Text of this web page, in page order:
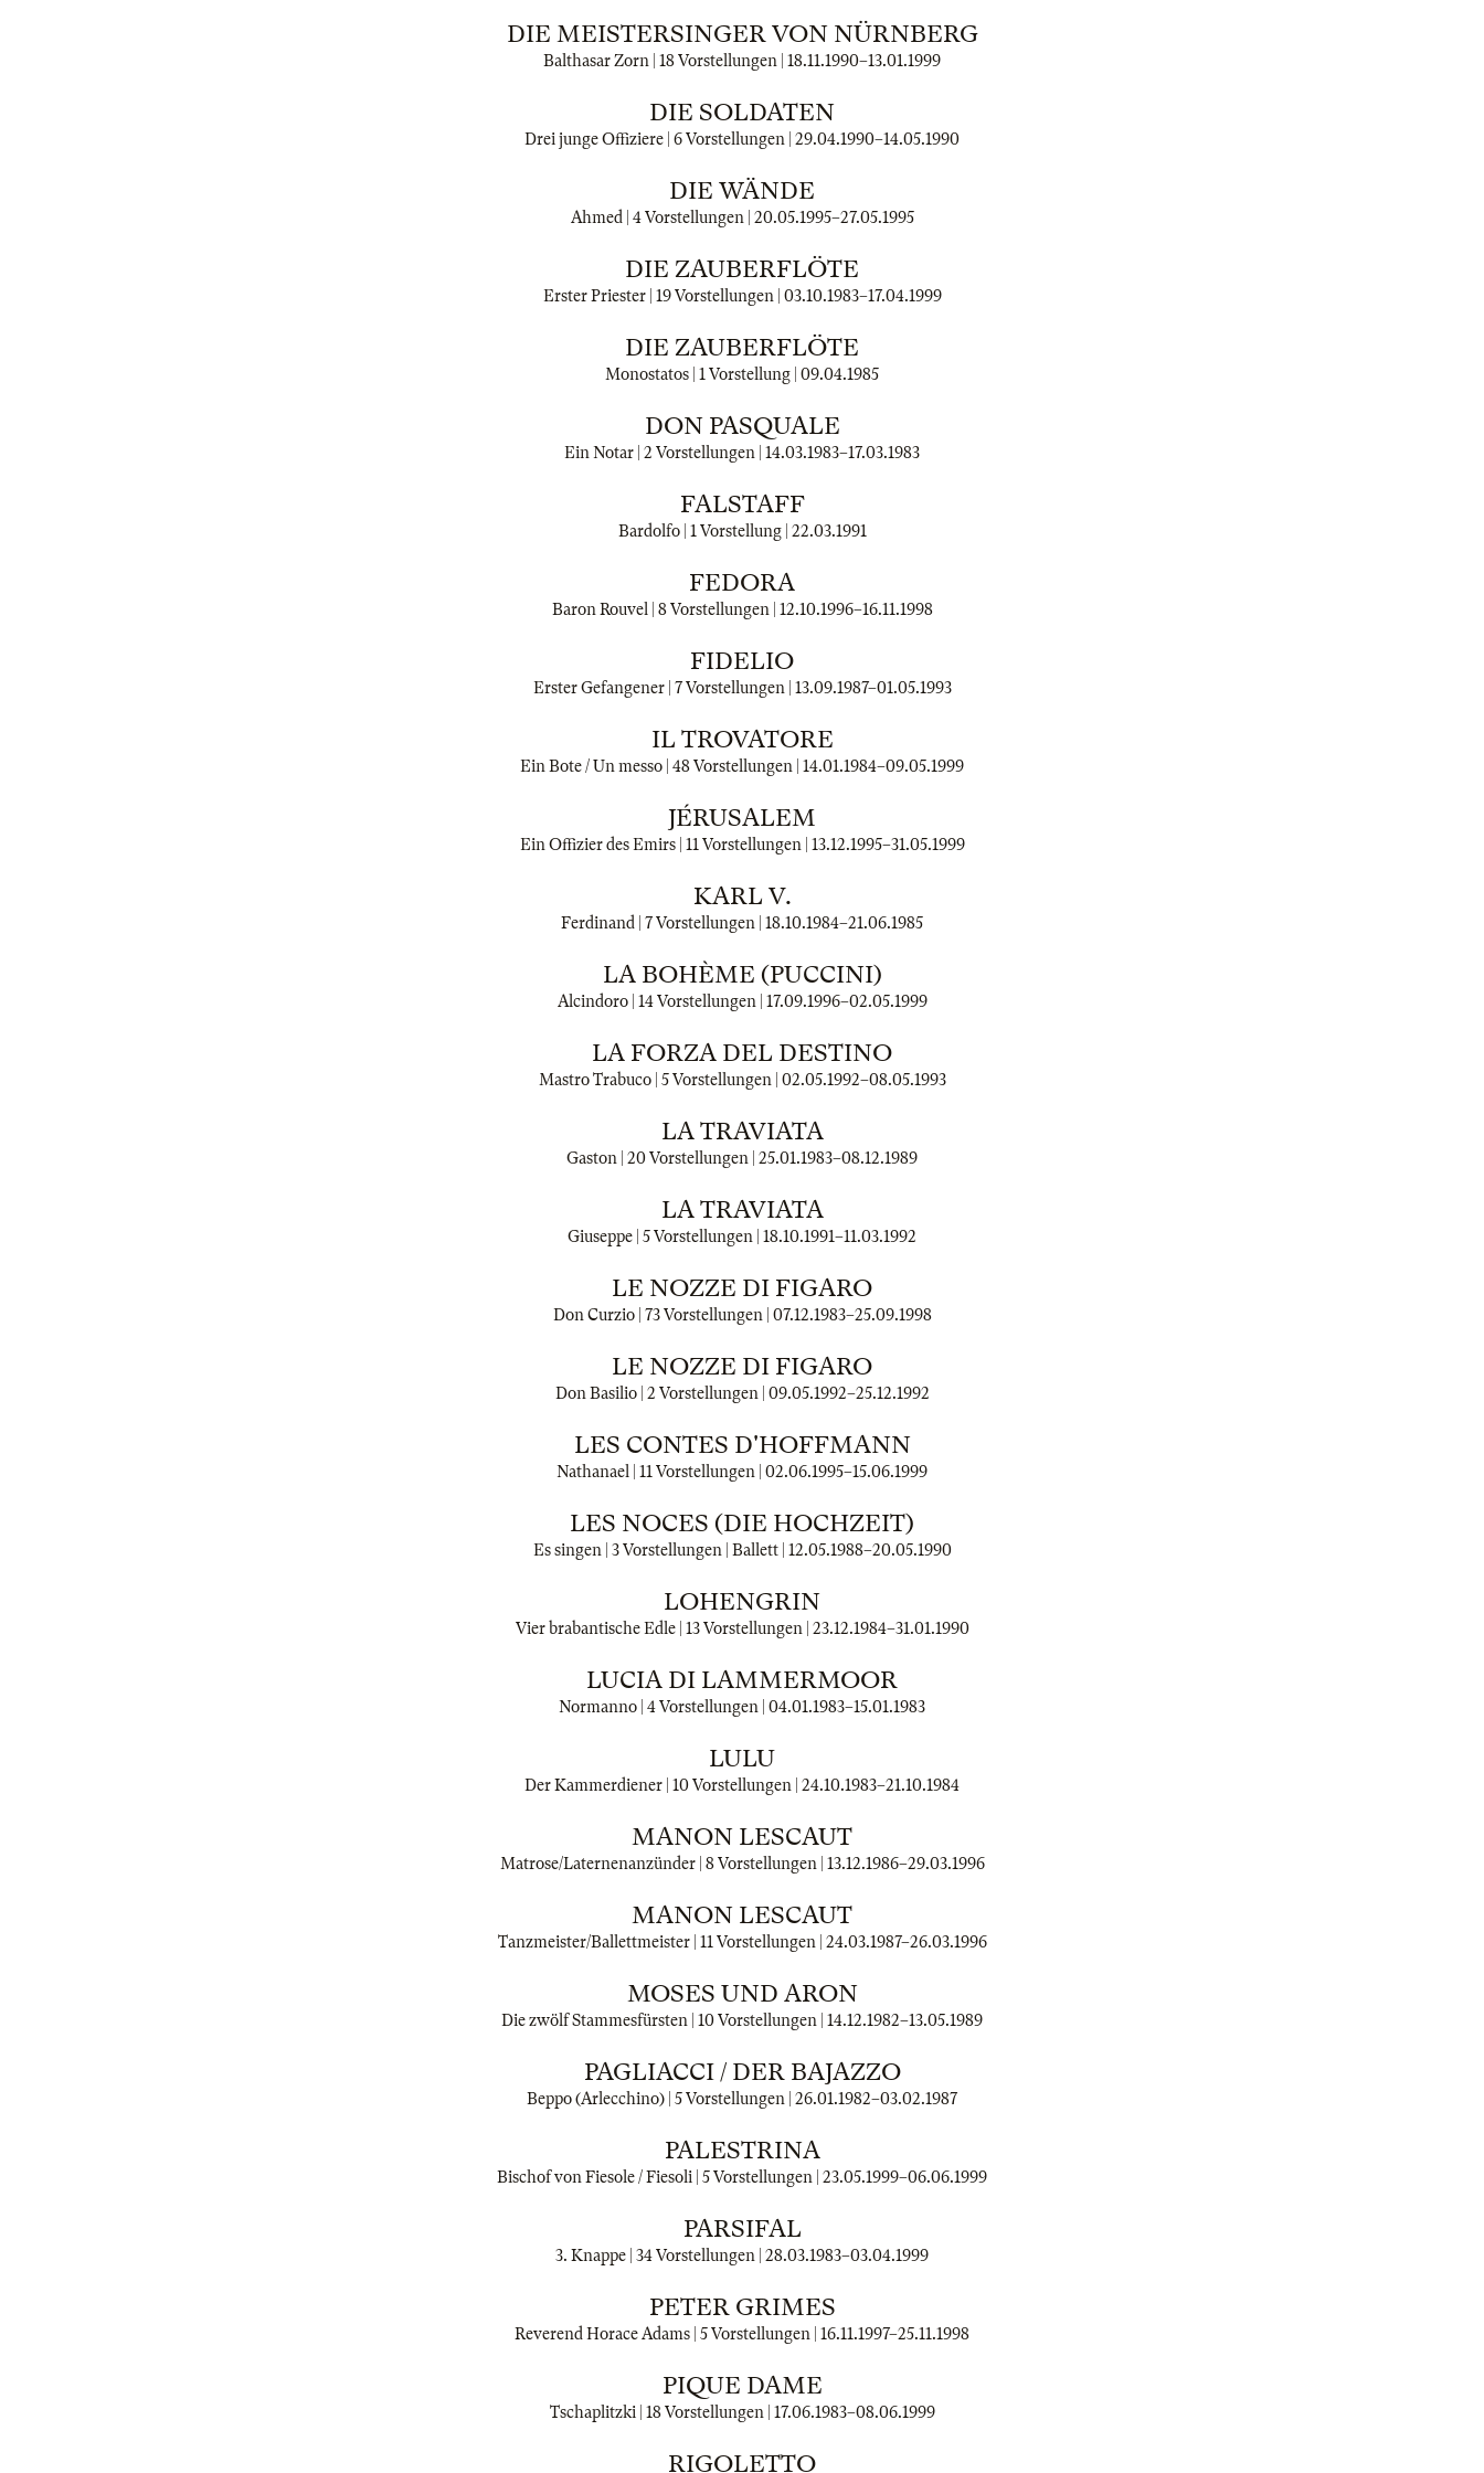
DIE MEISTERSINGER VON NÜRNBERG
Balthasar Zorn | 18 Vorstellungen | 18.11.1990–13.01.1999
DIE SOLDATEN
Drei junge Offiziere | 6 Vorstellungen | 29.04.1990–14.05.1990
DIE WÄNDE
Ahmed | 4 Vorstellungen | 20.05.1995–27.05.1995
DIE ZAUBERFLÖTE
Erster Priester | 19 Vorstellungen | 03.10.1983–17.04.1999
DIE ZAUBERFLÖTE
Monostatos | 1 Vorstellung | 09.04.1985
DON PASQUALE
Ein Notar | 2 Vorstellungen | 14.03.1983–17.03.1983
FALSTAFF
Bardolfo | 1 Vorstellung | 22.03.1991
FEDORA
Baron Rouvel | 8 Vorstellungen | 12.10.1996–16.11.1998
FIDELIO
Erster Gefangener | 7 Vorstellungen | 13.09.1987–01.05.1993
IL TROVATORE
Ein Bote / Un messo | 48 Vorstellungen | 14.01.1984–09.05.1999
JÉRUSALEM
Ein Offizier des Emirs | 11 Vorstellungen | 13.12.1995–31.05.1999
KARL V.
Ferdinand | 7 Vorstellungen | 18.10.1984–21.06.1985
LA BOHÈME (PUCCINI)
Alcindoro | 14 Vorstellungen | 17.09.1996–02.05.1999
LA FORZA DEL DESTINO
Mastro Trabuco | 5 Vorstellungen | 02.05.1992–08.05.1993
LA TRAVIATA
Gaston | 20 Vorstellungen | 25.01.1983–08.12.1989
LA TRAVIATA
Giuseppe | 5 Vorstellungen | 18.10.1991–11.03.1992
LE NOZZE DI FIGARO
Don Curzio | 73 Vorstellungen | 07.12.1983–25.09.1998
LE NOZZE DI FIGARO
Don Basilio | 2 Vorstellungen | 09.05.1992–25.12.1992
LES CONTES D'HOFFMANN
Nathanael | 11 Vorstellungen | 02.06.1995–15.06.1999
LES NOCES (DIE HOCHZEIT)
Es singen | 3 Vorstellungen | Ballett | 12.05.1988–20.05.1990
LOHENGRIN
Vier brabantische Edle | 13 Vorstellungen | 23.12.1984–31.01.1990
LUCIA DI LAMMERMOOR
Normanno | 4 Vorstellungen | 04.01.1983–15.01.1983
LULU
Der Kammerdiener | 10 Vorstellungen | 24.10.1983–21.10.1984
MANON LESCAUT
Matrose/Laternenanzünder | 8 Vorstellungen | 13.12.1986–29.03.1996
MANON LESCAUT
Tanzmeister/Ballettmeister | 11 Vorstellungen | 24.03.1987–26.03.1996
MOSES UND ARON
Die zwölf Stammesfürsten | 10 Vorstellungen | 14.12.1982–13.05.1989
PAGLIACCI / DER BAJAZZO
Beppo (Arlecchino) | 5 Vorstellungen | 26.01.1982–03.02.1987
PALESTRINA
Bischof von Fiesole / Fiesoli | 5 Vorstellungen | 23.05.1999–06.06.1999
PARSIFAL
3. Knappe | 34 Vorstellungen | 28.03.1983–03.04.1999
PETER GRIMES
Reverend Horace Adams | 5 Vorstellungen | 16.11.1997–25.11.1998
PIQUE DAME
Tschaplitzki | 18 Vorstellungen | 17.06.1983–08.06.1999
RIGOLETTO